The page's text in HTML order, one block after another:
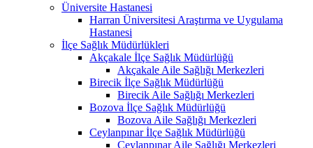
Üniversite Hastanesi
Harran Üniversitesi Araştırma ve Uygulama
Hastanesi
İlçe Sağlık Müdürlükleri
Akçakale İlçe Sağlık Müdürlüğü
Akçakale Aile Sağlığı Merkezleri
Birecik İlçe Sağlık Müdürlüğü
Birecik Aile Sağlığı Merkezleri
Bozova İlçe Sağlık Müdürlüğü
Bozova Aile Sağlığı Merkezleri
Ceylanpınar İlçe Sağlık Müdürlüğü
Ceylanpınar Aile Sağlığı Merkezleri